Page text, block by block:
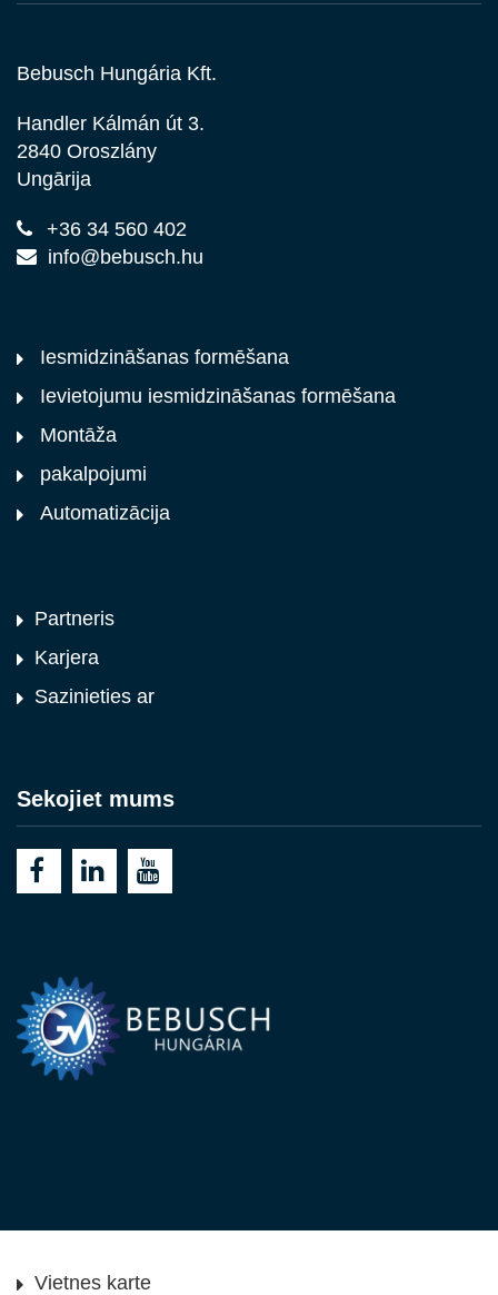
Bebusch Hungária Kft.
Handler Kálmán út 3.
2840 Oroszlány
Ungārija
+36 34 560 402
info@bebusch.hu
Iesmidzināšanas formēšana
Ievietojumu iesmidzināšanas formēšana
Montāža
pakalpojumi
Automatizācija
Partneris
Karjera
Sazinieties ar
Sekojiet mums
Vietnes karte